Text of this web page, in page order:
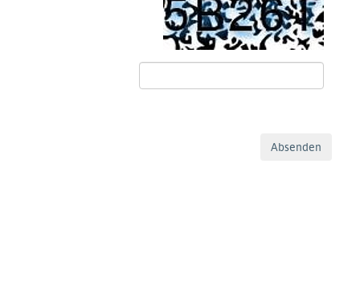
Absenden